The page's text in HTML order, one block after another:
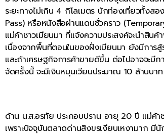
ระยะทางไม่เกิน 4 กิโลเมตร นักท่องเที่ยวทั้งส
Pass) หรือหนังสือผ่านแดนชั่วคราว
แม่ค้าชาวเมียนมา ที่แจ้งความประสงค์จะนำสิน
เนื่องจากพื้นที่ตอนในของฝั่งเมียนมา ยังมีการ
และถ้าเศรษฐกิจการค้าขายดีขึ้น ต่อไปอาจจะ
จัดครั้งนี้ จะมีเงินหมุนเวียนประมาณ 10 ล้านบาท
ด้าน น.ส.อรทัย ประกอบปราน อายุ 20 ปี แม่ค้า
เพราะปัจจุบันตลาดด่านสิงขรเงียบเหงามาก มี